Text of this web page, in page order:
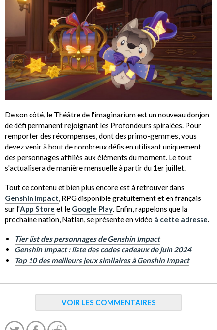
De son côté, le Théâtre de l'imaginarium est un nouveau donjon
de défi permanent rejoignant les Profondeurs spiralées. Pour
remporter des récompenses, dont des primo-gemmes, vous
devez venir à bout de nombreux défis en utilisant uniquement
des personnages affiliés aux éléments du moment. Le tout
s'actualisera de manière mensuelle à partir du 1er juillet.
Tout ce contenu et bien plus encore est à retrouver dans
Genshin Impact, RPG disponible gratuitement et en français
sur l'App Store et le Google Play. Enfin, rappelons que la
prochaine nation, Natlan, se présente en vidéo à cette adresse.
Tier list des personnages de Genshin Impact
Genshin Impact : liste des codes cadeaux de juin 2024
Top 10 des meilleurs jeux similaires à Genshin Impact
VOIR LES COMMENTAIRES